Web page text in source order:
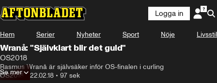
Logga in
Hem Serier Nyheter Sport Nöje Livsstil
Wranå: "Självklart blir det guld"
OS2018
Rasmus Wranå är självsäker inför OS-finalen i curling
OS2018• 22.02.18 • 97 sek
Se mer